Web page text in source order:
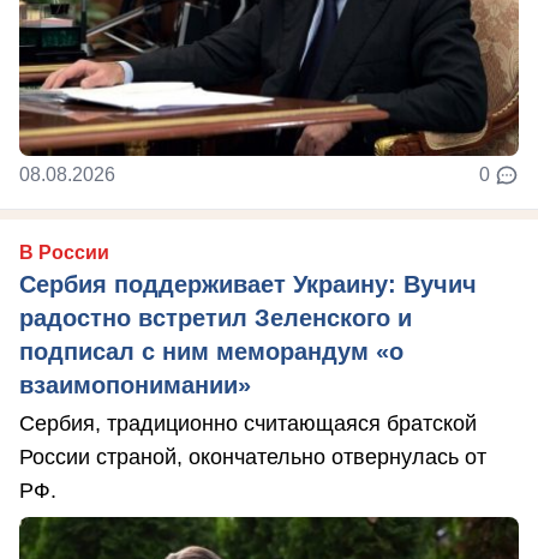
08.08.2026 0
В России
Сербия поддерживает Украину: Вучич
радостно встретил Зеленского и
подписал с ним меморандум «о
взаимопонимании»
Сербия, традиционно считающаяся братской
России страной, окончательно отвернулась от
РФ.